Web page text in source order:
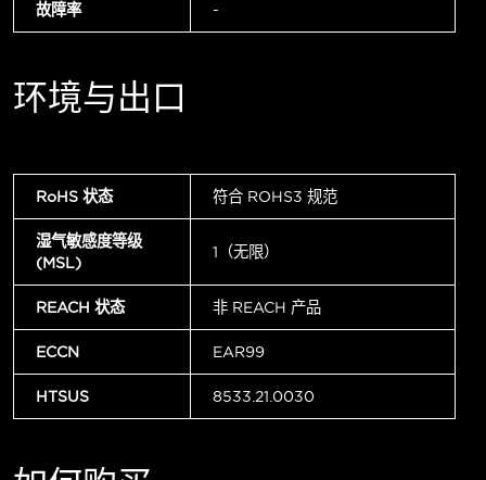
故障率 -
环境与出口
RoHS 状态 符合 ROHS3 规范
湿气敏感度等级
(MSL)
1（无限）
REACH 状态 非 REACH 产品
ECCN EAR99
HTSUS 8533.21.0030